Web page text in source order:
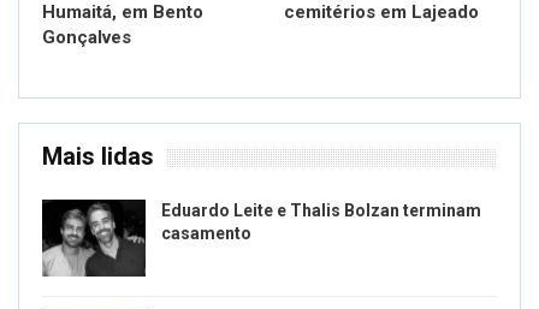
Humaitá, em Bento
Gonçalves
cemitérios em Lajeado
Mais lidas
Eduardo Leite e Thalis Bolzan terminam
casamento